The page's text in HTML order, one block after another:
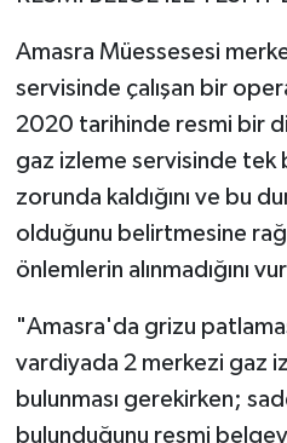
Amasra Müessesesi
servisinde çalışan bir
2020 tarihinde resmi bir
gaz izleme servisinde tek
zorunda kaldığını ve bu
olduğunu belirtmesine
önlemlerin alınmadığını
"Amasra'da grizu
vardiyada 2 merkezi gaz
bulunması gerekirken;
bulunduğunu resmi